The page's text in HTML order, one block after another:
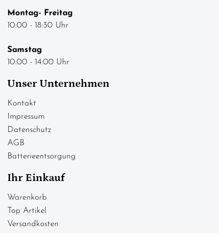
Montag- Freitag
10:00 - 18:30 Uhr
Samstag
10:00 - 14:00 Uhr
Unser Unternehmen
Kontakt
Impressum
Datenschutz
AGB
Batterieentsorgung
Ihr Einkauf
Warenkorb
Top Artikel
Versandkosten